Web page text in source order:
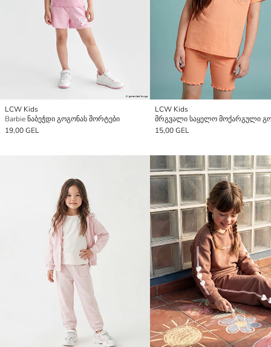
LCW Kids
Barbie ნაბეჭდი გოგონას შორტები
19,00 GEL
LCW Kids
15,00 GEL